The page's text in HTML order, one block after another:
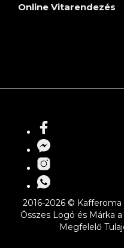
Online Vitarendezés
2016-2026 ©
Összes Logó és Márka
Megfelelő